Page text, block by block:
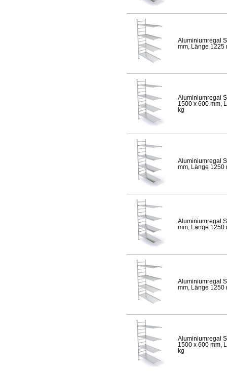
Aluminiumregal
mm, Länge 1225
Aluminiumregal
1500 x 600 mm,
kg
Aluminiumregal
mm, Länge 1250
Aluminiumregal
mm, Länge 1250
Aluminiumregal
mm, Länge 1250
Aluminiumregal
1500 x 600 mm,
kg